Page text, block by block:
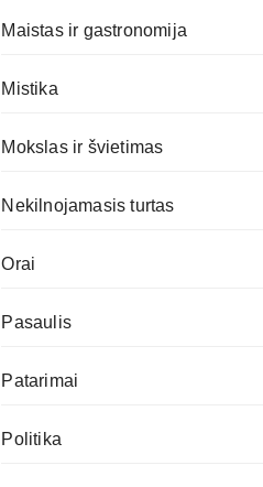
Maistas ir gastronomija
Mistika
Mokslas ir švietimas
Nekilnojamasis turtas
Orai
Pasaulis
Patarimai
Politika